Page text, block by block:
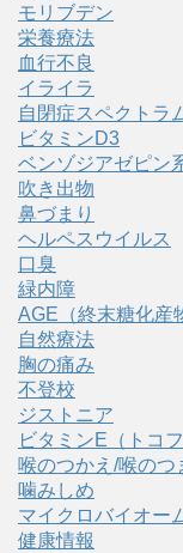
モリブデン
栄養療法
血行不良
イライラ
自閉症スペクトラ
ビタミンD3
ベンゾジアゼピン
吹き出物
鼻づまり
ヘルペスウイルス
口臭
緑内障
AGE（終末糖化産
自然療法
胸の痛み
不登校
ジストニア
ビタミンE（トコ
喉のつかえ/喉のつ
噛みしめ
マイクロバイオー
健康情報